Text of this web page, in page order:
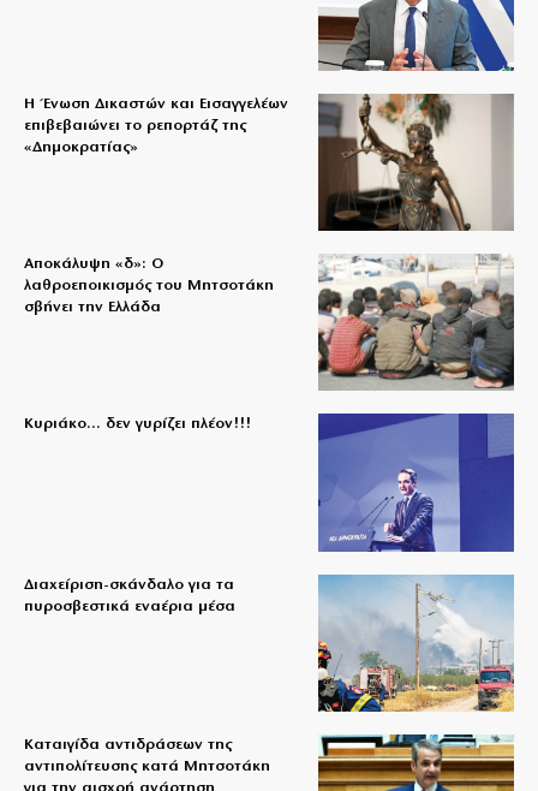
Η Ένωση Δικαστών και Εισαγγελέων
επιβεβαιώνει το ρεπορτάζ της
«Δημοκρατίας»
Αποκάλυψη «δ»: Ο
λαθροεποικισμός του Μητσοτάκη
σβήνει την Ελλάδα
Κυριάκο… δεν γυρίζει πλέον!!!
Διαχείριση-σκάνδαλο για τα
πυροσβεστικά εναέρια μέσα
Καταιγίδα αντιδράσεων της
αντιπολίτευσης κατά Μητσοτάκη
για την αισχρή ανάρτηση